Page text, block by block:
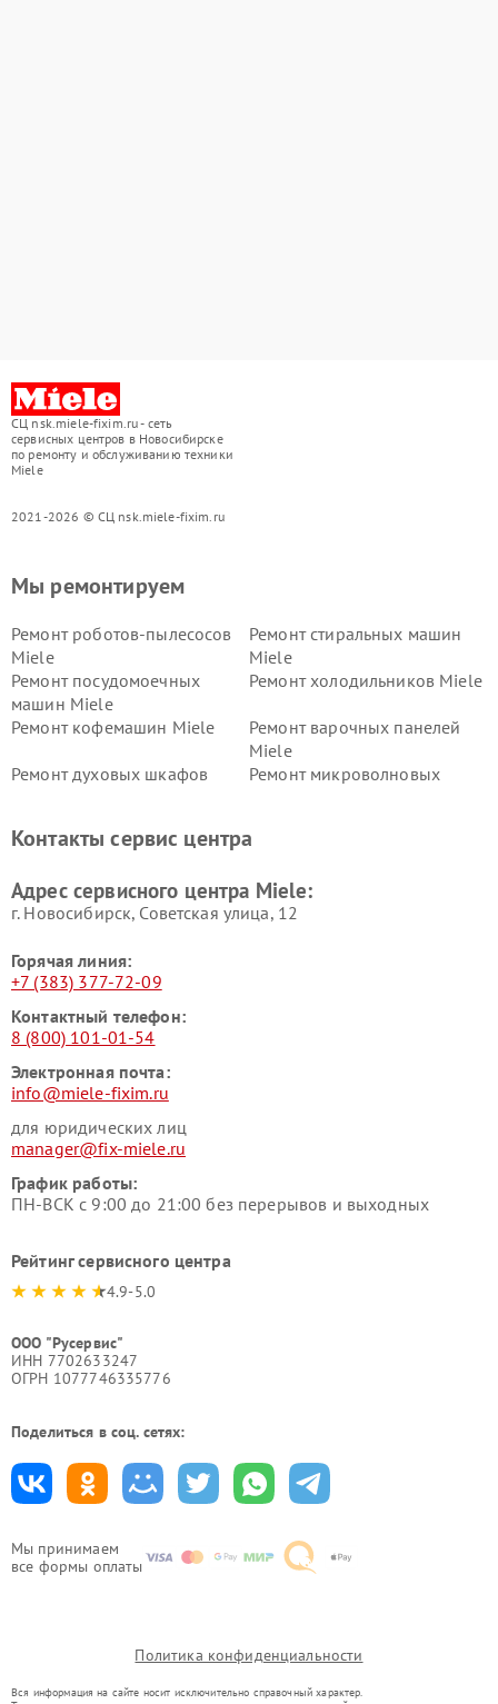
СЦ nsk.miele-fixim.ru - сеть
сервисных центров в Новосибирске
по ремонту и обслуживанию техники
Miele
2021-2026 © СЦ nsk.miele-fixim.ru
Мы принимаем
все формы оплаты
Мы ремонтируем
Ремонт роботов-пылесосов
Miele
Ремонт стиральных машин
Miele
Ремонт посудомоечных
машин Miele
Ремонт холодильников Miele
Ремонт кофемашин Miele
Ремонт варочных панелей
Miele
Ремонт духовых шкафов
Ремонт микроволновых
Miele
Miele
пылесосов Miele
Контакты сервис центра
Адрес сервисного центра Miele:
г. Новосибирск, Советская улица, 12
Горячая линия:
+7 (383) 377-72-09
Контактный телефон:
8 (800) 101-01-54
Электронная почта:
info@miele-fixim.ru
для юридических лиц
manager@fix-miele.ru
График работы:
ПН-ВСК с 9:00 до 21:00 без перерывов и выходных
Рейтинг сервисного центра
4.9-5.0
ООО "Русервис"
ИНН 7702633247
ОГРН 1077746335776
Поделиться в соц. сетях:
Политика конфиденциальности
Вся информация на сайте носит исключительно справочный характер.